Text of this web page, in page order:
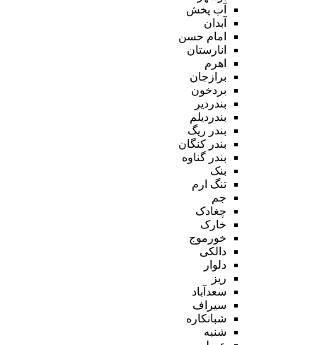
آب پخش
آبدان
امام حسن
انارستان
اهرم
برازجان
بردخون
بندردیر
بندردیلم
بندر ریگ
بندر کنگان
بندر گناوه
بنک
تنگ ارم
جم
چغادک
خارک
خورموج
دالکی
دلوار
ریز
سعدآباد
سیراف
شبانکاره
شنبه